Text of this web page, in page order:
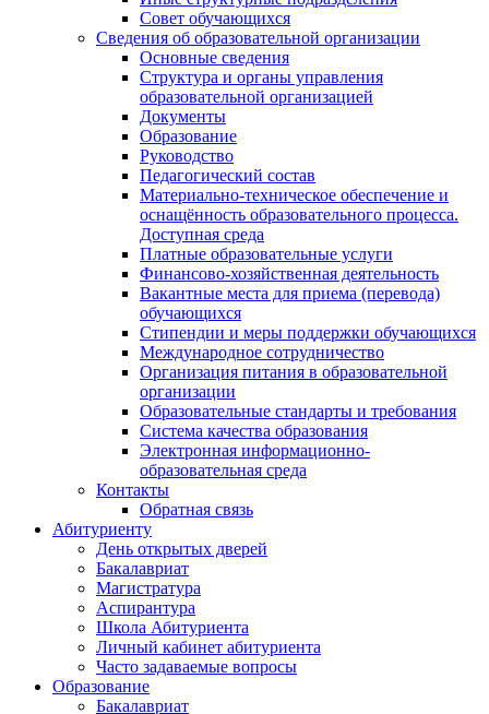
Совет обучающихся
Сведения об образовательной организации
Основные сведения
Структура и органы управления
образовательной организацией
Документы
Образование
Руководство
Педагогический состав
Материально-техническое обеспечение и
оснащённость образовательного процесса.
Доступная среда
Платные образовательные услуги
Финансово-хозяйственная деятельность
Вакантные места для приема (перевода)
обучающихся
Стипендии и меры поддержки обучающихся
Международное сотрудничество
Организация питания в образовательной
организации
Образовательные стандарты и требования
Система качества образования
Электронная информационно-
образовательная среда
Контакты
Обратная связь
Абитуриенту
День открытых дверей
Бакалавриат
Магистратура
Аспирантура
Школа Абитуриента
Личный кабинет абитуриента
Часто задаваемые вопросы
Образование
Бакалавриат